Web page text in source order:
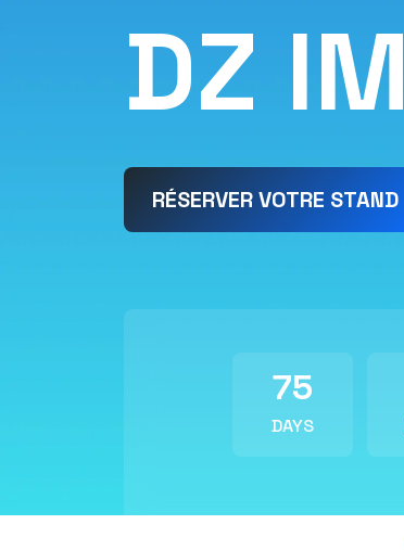
DZ IM
RÉSERVER VOTRE STAND
75
DAYS